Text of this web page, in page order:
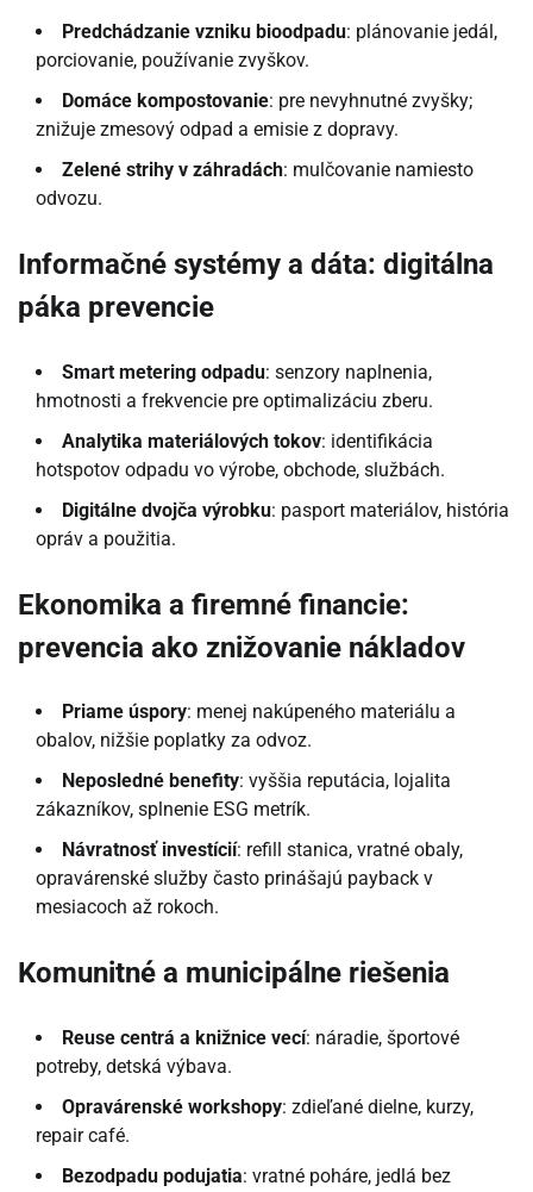
Predchádzanie vzniku bioodpadu: plánovanie jedál,
porciovanie, používanie zvyškov.
Domáce kompostovanie: pre nevyhnutné zvyšky;
znižuje zmesový odpad a emisie z dopravy.
Zelené strihy v záhradách: mulčovanie namiesto
odvozu.
Informačné systémy a dáta: digitálna
páka prevencie
Smart metering odpadu: senzory naplnenia,
hmotnosti a frekvencie pre optimalizáciu zberu.
Analytika materiálových tokov: identifikácia
hotspotov odpadu vo výrobe, obchode, službách.
Digitálne dvojča výrobku: pasport materiálov, história
opráv a použitia.
Ekonomika a firemné financie:
prevencia ako znižovanie nákladov
Priame úspory: menej nakúpeného materiálu a
obalov, nižšie poplatky za odvoz.
Neposledné benefity: vyššia reputácia, lojalita
zákazníkov, splnenie ESG metrík.
Návratnosť investícií: refill stanica, vratné obaly,
opravárenské služby často prinášajú payback v
mesiacoch až rokoch.
Komunitné a municipálne riešenia
Reuse centrá a knižnice vecí: náradie, športové
potreby, detská výbava.
Opravárenské workshopy: zdieľané dielne, kurzy,
repair café.
Bezodpadu podujatia: vratné poháre, jedlá bez